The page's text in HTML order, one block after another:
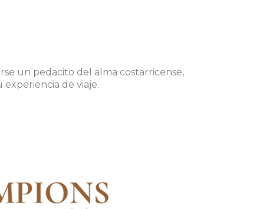
un pedacito del alma costarricense,
de viaje.